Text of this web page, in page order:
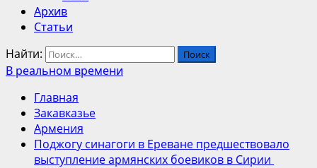
Архив
Статьи
Найти:
В реальном времени
Главная
Закавказье
Армения
Поджогу синагоги в Ереване предшествовало
выступление армянских боевиков в Сирии